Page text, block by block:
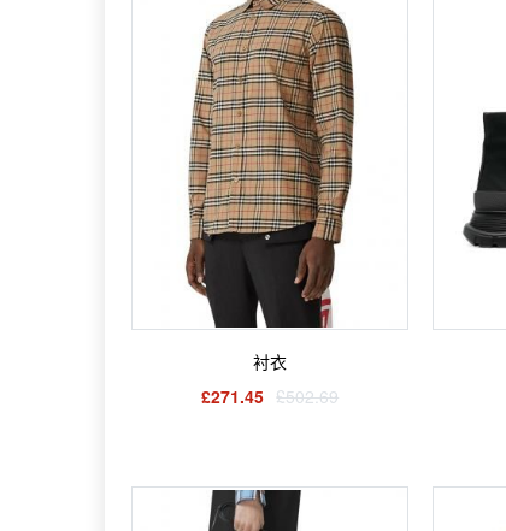
衬衣
£271.45 £502.69